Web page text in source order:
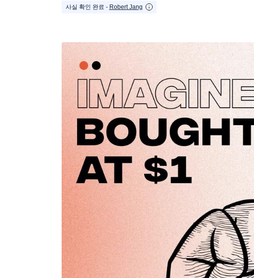
사실 확인 완료 - Robert Jang